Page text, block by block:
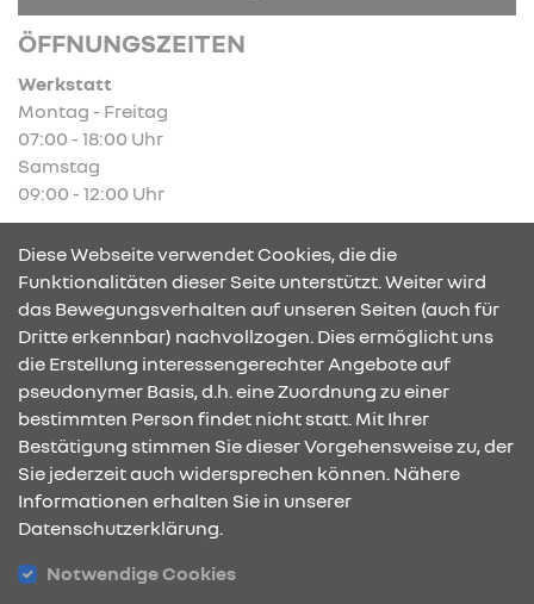
ÖFFNUNGSZEITEN
Werkstatt
Montag - Freitag
07:00 - 18:00 Uhr
Samstag
09:00 - 12:00 Uhr
Verkauf
Montag - Freitag
09:00 - 18:00 Uhr
Samstag
09:00 - 12:00 Uhr
KONTAKT & ANFAHRT
ÖFFNUNGSZEITEN
Diese Webseite verwendet Cookies, die die
Funktionalitäten dieser Seite unterstützt. Weiter wird
das Bewegungsverhalten auf unseren Seiten (auch für
Dritte erkennbar) nachvollzogen. Dies ermöglicht uns
die Erstellung interessengerechter Angebote auf
pseudonymer Basis, d.h. eine Zuordnung zu einer
bestimmten Person findet nicht statt. Mit Ihrer
Bestätigung stimmen Sie dieser Vorgehensweise zu, der
Sie jederzeit auch widersprechen können. Nähere
Informationen erhalten Sie in unserer
Datenschutzerklärung.
Notwendige Cookies